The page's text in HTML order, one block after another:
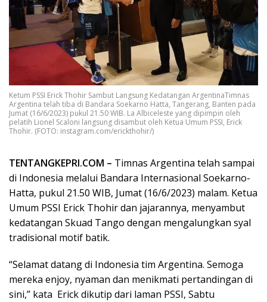
Ketum PSSI Erick Thohir Sambut Langsung Kedatangan ArgentinaTimnas
Argentina telah tiba di Bandara Soekarno Hatta, Tangerang, Banten pada
Jumat (16/6/2023) pukul 21.50 WIB. La Albiceleste yang dipimpin oleh
pelatih Lionel Scaloni langsung disambut oleh Ketua Umum PSSI, Erick
Thohir. (FOTO: instagram.com/erickthohir/)
TENTANGKEPRI.COM – Timnas Argentina telah sampai
di Indonesia melalui Bandara Internasional Soekarno-
Hatta, pukul 21.50 WIB, Jumat (16/6/2023) malam. Ketua
Umum PSSI Erick Thohir dan jajarannya, menyambut
kedatangan Skuad Tango dengan mengalungkan syal
tradisional motif batik.
“Selamat datang di Indonesia tim Argentina. Semoga
mereka enjoy, nyaman dan menikmati pertandingan di
sini,” kata Erick dikutip dari laman PSSI, Sabtu